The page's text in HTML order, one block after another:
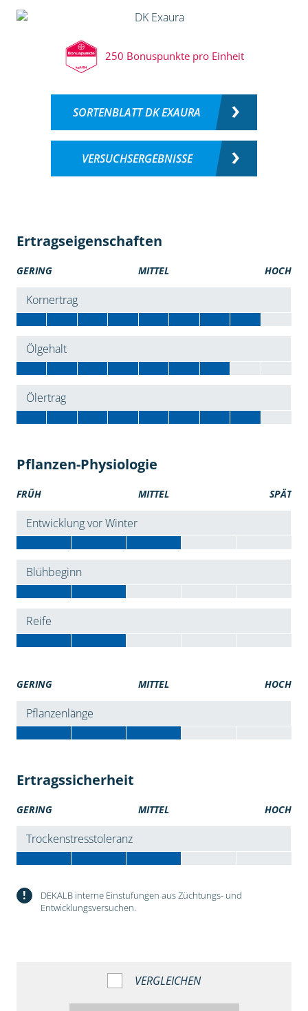
250 Bonuspunkte pro Einheit
SORTENBLATT DK EXAURA
VERSUCHSERGEBNISSE
Ertragseigenschaften
GERING MITTEL HOCH
Kornertrag
Ölgehalt
Ölertrag
Pflanzen-Physiologie
FRÜH MITTEL SPÄT
Entwicklung vor Winter
Blühbeginn
Reife
GERING MITTEL HOCH
Pflanzenlänge
Ertragssicherheit
GERING MITTEL HOCH
Trockenstresstoleranz
!
DEKALB interne Einstufungen aus Züchtungs- und
Entwicklungsversuchen.
VERGLEICHEN